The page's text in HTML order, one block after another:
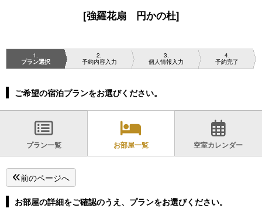
[強羅花扇 円かの杜]
1
プラン選択
2
予約内容入力
3
個人情報入力
4
予約完了
ご希望の宿泊プランをお選びください。
プラン一覧 お部屋一覧 空室カレンダー
前のページへ
お部屋の詳細をご確認のうえ、プランをお選びください。